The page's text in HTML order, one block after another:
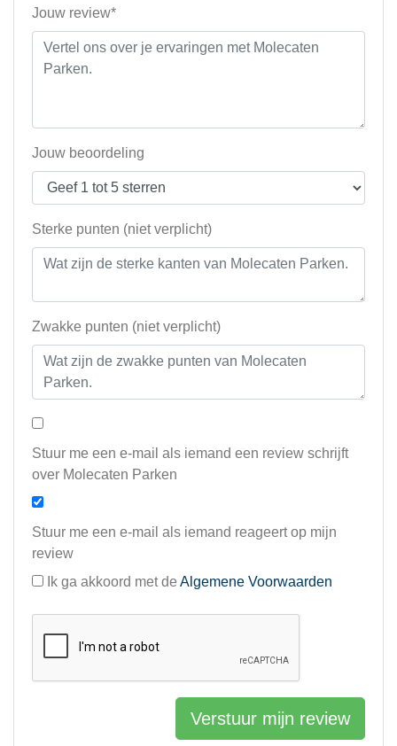
Jouw review*
Jouw beoordeling
Sterke punten (niet verplicht)
Zwakke punten (niet verplicht)
Stuur me een e-mail als iemand een review schrijft
over Molecaten Parken
Stuur me een e-mail als iemand reageert op mijn
review
Ik ga akkoord met de Algemene Voorwaarden
Verstuur mijn review